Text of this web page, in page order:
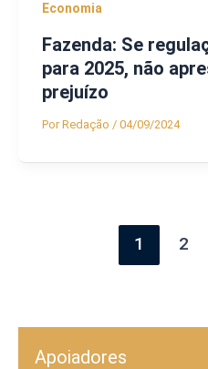
Economia
Fazenda: Se
para 2025, não
prejuízo
PorRedação / 04/09/2024
1 2
Apoiadores